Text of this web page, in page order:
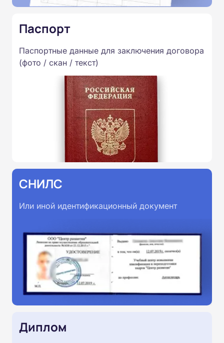
Паспорт
Паспортные данные для заключения договора
(фото / скан / текст)
СНИЛС
Или иной идентификационный документ
Диплом